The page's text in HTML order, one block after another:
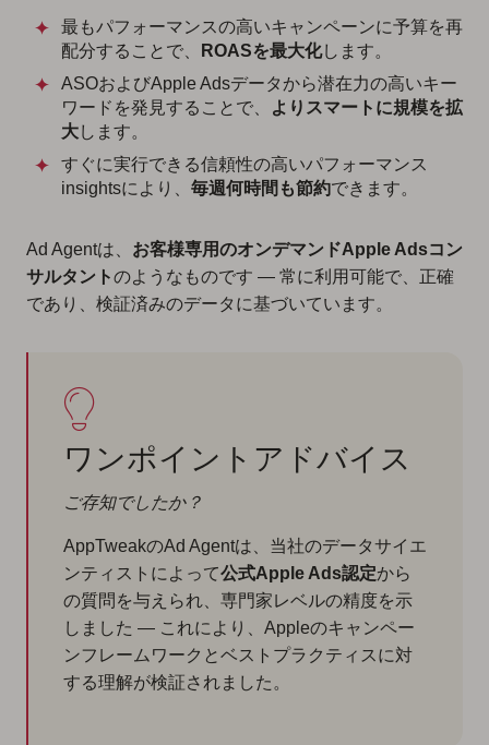
最もパフォーマンスの高いキャンペーンに予算を再
配分することで、
ROASを最大化します。
ASOおよびApple Adsデータから潜在力の高いキー
ワードを発見することで、
よりスマートに規模を拡
大します。
すぐに実行できる信頼性の高いパフォーマンス
insightsにより、 毎週何時間も節約できます。
Ad Agentは、 お客様専用のオンデマンドApple Adsコン
サルタントのようなものです — 常に利用可能で、正確
であり、検証済みのデータに基づいています。
ワンポイントアドバイス
ご存知でしたか？
AppTweakのAd Agentは、当社のデータサイエ
ンティストによって公式Apple Ads認定から
の質問を与えられ、専門家レベルの精度を示
しました — これにより、Appleのキャンペー
ンフレームワークとベストプラクティスに対
する理解が検証されました。